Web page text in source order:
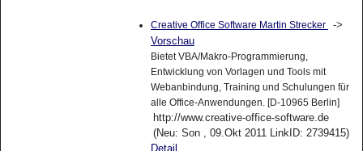
Creative Office Software Martin Strecker
->
Vorschau
Bietet VBA/Makro-Programmierung,
Entwicklung von Vorlagen und Tools mit
Webanbindung, Training und Schulungen für
alle Office-Anwendungen. [D-10965 Berlin]
http://www.creative-office-software.de
(Neu: Son , 09.Okt 2011 LinkID: 2739415)
Detail